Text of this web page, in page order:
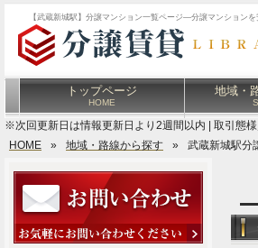
【武蔵新城駅】分譲マンション一覧ページ―分譲マンション
トップページ
HOME
地域・
※次回更新日は情報更新日より2週間以内 | 取引態
HOME
» 地域・路線から探す » 武蔵新城駅分